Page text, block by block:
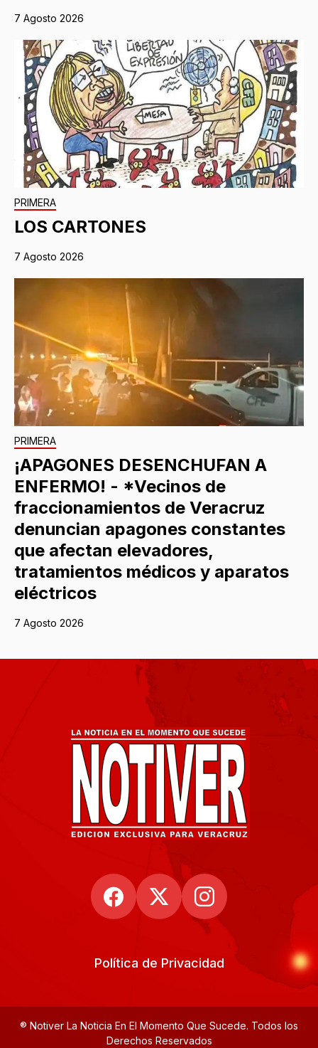
7 Agosto 2026
PRIMERA
LOS CARTONES
7 Agosto 2026
PRIMERA
¡APAGONES DESENCHUFAN A
ENFERMO! - *Vecinos de
fraccionamientos de Veracruz
denuncian apagones constantes
que afectan elevadores,
tratamientos médicos y aparatos
eléctricos
7 Agosto 2026
Política de Privacidad
® Notiver La Noticia En El Momento Que Sucede. Todos los
Derechos Reservados